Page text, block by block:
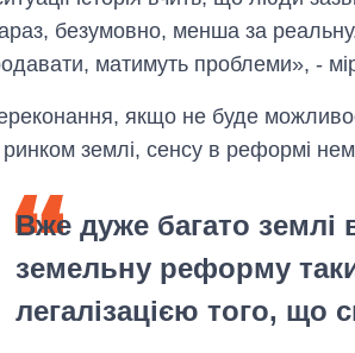
безумовно, менша за
матимуть проблеми», -
якщо не буде
землі, сенсу в реформі
Вже дуже багато землі
земельну реформу
легалізацією того, що